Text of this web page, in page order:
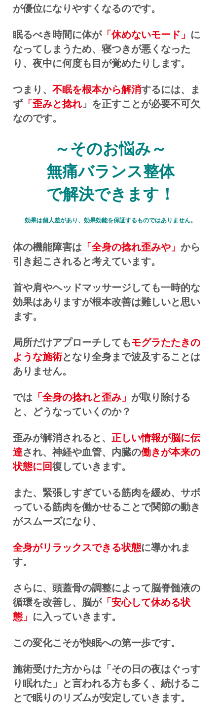
が優位になりやすくなるのです。
眠るべき時間に体が「休めないモード」 に
なってしまうため、寝つきが悪くなった
り、夜中に何度も目が覚めたりします。
つまり、 不眠を根本から解消するには、ま
ず 「歪みと捻れ」を正すことが必要不可欠
なのです。
～そのお悩み～
無痛バランス整体
で解決できます！
効果は個人差があり、効果効能を保証するものではありません。
体の機能障害は 「全身の捻れ歪みや」 から
引き起こされると考えています。
首や肩やヘッドマッサージしても一時的な
効果はありますが根本改善は難しいと思い
ます。
局所だけアプローチしてもモグラたたきの
ような施術となり全身まで波及することは
ありません。
では 「全身の捻れと歪み」 が取り除ける
と、どうなっていくのか？
歪みが解消されると、 正しい情報が脳に伝
達され、神経や血管、内臓の働きが本来の
状態に回復していきます。
また、緊張しすぎている筋肉を緩め、サボ
っている筋肉を働かせることで関節の動き
がスムーズになり、
全身がリラックスできる状態に導かれま
す。
さらに、頭蓋骨の調整によって脳脊髄液の
循環を改善し、脳が「安心して休める状
態」 に入っていきます。
この変化こそが快眠への第一歩です。
施術受けた方からは「その日の夜はぐっす
り眠れた」と言われる方も多く、 続けるこ
とで眠りのリズムが安定していきます。